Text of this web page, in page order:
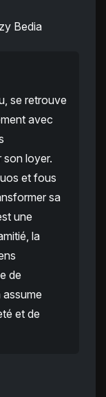
Bedia
se retrouve
avec
loyer.
et fous
sa
une
la
de
et de